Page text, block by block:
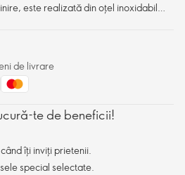
este realizată din oțel inoxidabil
gravat.
de livrare
te de beneficii!
îți inviți prietenii.
special selectate.